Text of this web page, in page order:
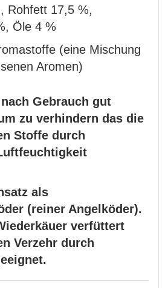
Rohfett 17,5 %,
Öle 4 %
(eine Mischung
Aromen)
Gebrauch gut
zu verhindern das die
Stoffe durch
als
(reiner Angelköder).
verfüttert
Verzehr durch